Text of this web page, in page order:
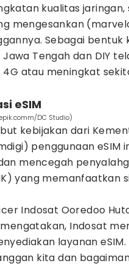
kualitas
mengesankan
Sebagai bentuk
Tengah dan DIY
atau meningkat
eSIM
DC Studio)
kebijakan dari
penggunaan eSIM
mencegah
yang memanfaatkan
Indosat Ooredoo
Indosat
layanan eSIM.
kita dan